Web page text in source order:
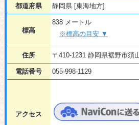
都道府県 静岡県 [東海地方]
標高
838 メートル
※標高の目安 ▼
住所 〒410-1231 静岡県裾野市須
電話番号 055-998-1129
アクセス